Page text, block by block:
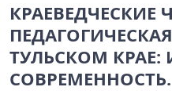
КРАЕВЕДЧЕСКИЕ
ТУЛЬСКОМ КРАЕ: